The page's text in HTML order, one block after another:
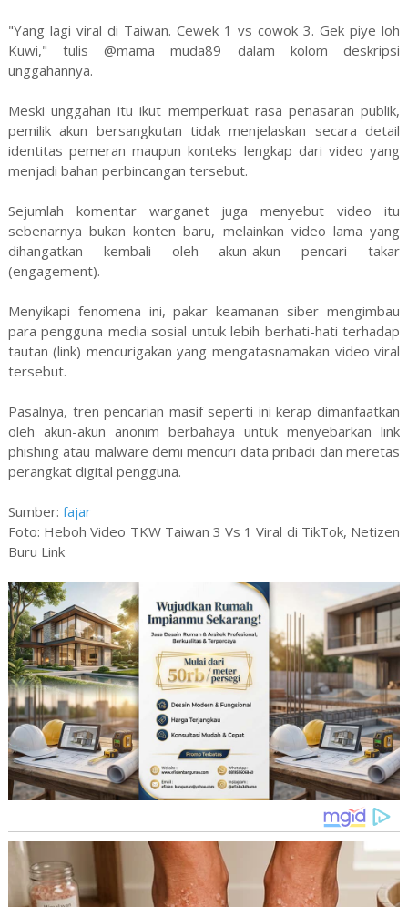
"Yang lagi viral di Taiwan. Cewek 1 vs cowok 3. Gek piye loh
Kuwi," tulis @mama muda89 dalam kolom deskripsi
unggahannya.
Meski unggahan itu ikut memperkuat rasa penasaran publik,
pemilik akun bersangkutan tidak menjelaskan secara detail
identitas pemeran maupun konteks lengkap dari video yang
menjadi bahan perbincangan tersebut.
Sejumlah komentar warganet juga menyebut video itu
sebenarnya bukan konten baru, melainkan video lama yang
dihangatkan kembali oleh akun-akun pencari takar
(engagement).
Menyikapi fenomena ini, pakar keamanan siber mengimbau
para pengguna media sosial untuk lebih berhati-hati terhadap
tautan (link) mencurigakan yang mengatasnamakan video viral
tersebut.
Pasalnya, tren pencarian masif seperti ini kerap dimanfaatkan
oleh akun-akun anonim berbahaya untuk menyebarkan link
phishing atau malware demi mencuri data pribadi dan meretas
perangkat digital pengguna.
Sumber: fajar
Foto: Heboh Video TKW Taiwan 3 Vs 1 Viral di TikTok, Netizen
Buru Link